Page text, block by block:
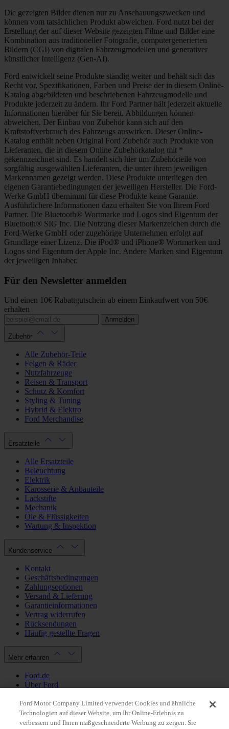
Die gezeigten Bilder dienen nur zu Anschauungszwecken und
können vom tatsächlichen Produkt abweichen. Ford nutzt bei der
Erstellung der auf dieser Website gezeigten Filme und Bilder eine
Kombination aus traditioneller Fotografie, computergenerierten
Bildern (CGI) von digitalen Fahrzeugmodellen und generativer
künstlicher Intelligenz (Gen-AI).
Ford entwickelt seine Produkte ständig weiter und behält sich das
Recht vor, Spezifikationen, Farben und Preise der in diesem Online-
Katalog abgebildeten und beschriebenen Fahrzeugmodelle und
Produkte jederzeit zu ändern. Ihr Ford Partner hält jederzeit aktuelle
Informationen hierüber für Sie bereit. Abbildungen können
abweichen. Der Einbau von Zubehör kann sich auf den
Kraftstoffverbrauch des Fahrzeugs auswirken. Dieser Online-
Katalog enthält neben Original Ford Zubehör auch Produkte von
Lieferanten, die in diesem Online Zubehörkatalog mit *
gekennzeichnet sind. Es handelt sich hier um Zubehörteile von
sorgfältig ausgewählten Lieferanten, die unter ihrem jeweiligen
Markennamen gezeigt werden. Diese Produkte unterliegen den
eigenen Garantiebedingungen der jeweiligen Hersteller. Die Ford-
Werke GmbH übernimmt für diese Produkte keine Garantie.
Ausführlichere Informationen dazu erhalten Sie von Ihrem Ford
Partner. Die Bluetooth® Wortmarke und Logos sind Eigentum der
Bluetooth® SIG Inc. Die Nutzung dieser Markenzeichen durch die
Ford-Werke GmbH oder zugehörige Unternehmen erfolgt auf
Grundlage einer Lizenz. Die iPod® und iPhone® Wortmarken und
Logos sind Eigentum der Apple Inc. Andere Marken sind Eigentum
der jeweiligen Inhaber.
Für den Newsletter anmelden
Und einen 10€ Rabattgutschein ab einem Einkaufwert von 50€
erhalten
Anmelden
Zubehör
Alle Zubehör-Teile
Felgen & Räder
Nutzfahrzeuge
Reisen & Transport
Schutz & Komfort
Styling & Tuning
Hybrid & Elektro
Ford Merchandise
Ersatzteile
Alle Ersatzteile
Beleuchtung
Elektrik
Karosserie & Anbauteile
Lackstifte
Mechanik
Öle & Flüssigkeiten
Wartung & Inspektion
Kundenservice
Kontakt
Geschäftsbedingungen
Zahlungsoptionen
Versand & Lieferung
Garantieinformationen
Vertrag widerrufen
Rücksendungen
Häufig gestellte Fragen
Mehr erfahren
Ford.de
Über Ford
Datenschutzbestimmungen
Impressum
Ford Motor Company Limited verwendet Cookies und ähnliche
Technologien auf dieser Website, um Ihr Online-Erlebnis zu
verbessern und Ihnen maßgeschneiderte Werbung zu zeigen. Sie